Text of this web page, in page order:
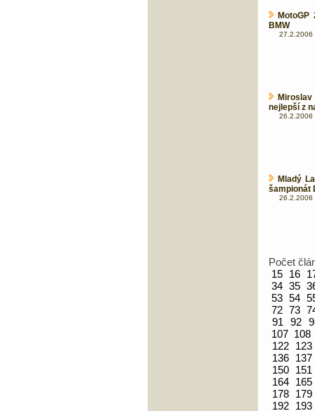
BMW
27.2.2006
nejlepší z
26.2.2006
Mladý
šampionát
26.2.2006
Počet
15 16
34 35
53 54
72 73
91
92
107 108
122
123
136
137
150
151
164
165
178
179
192
193